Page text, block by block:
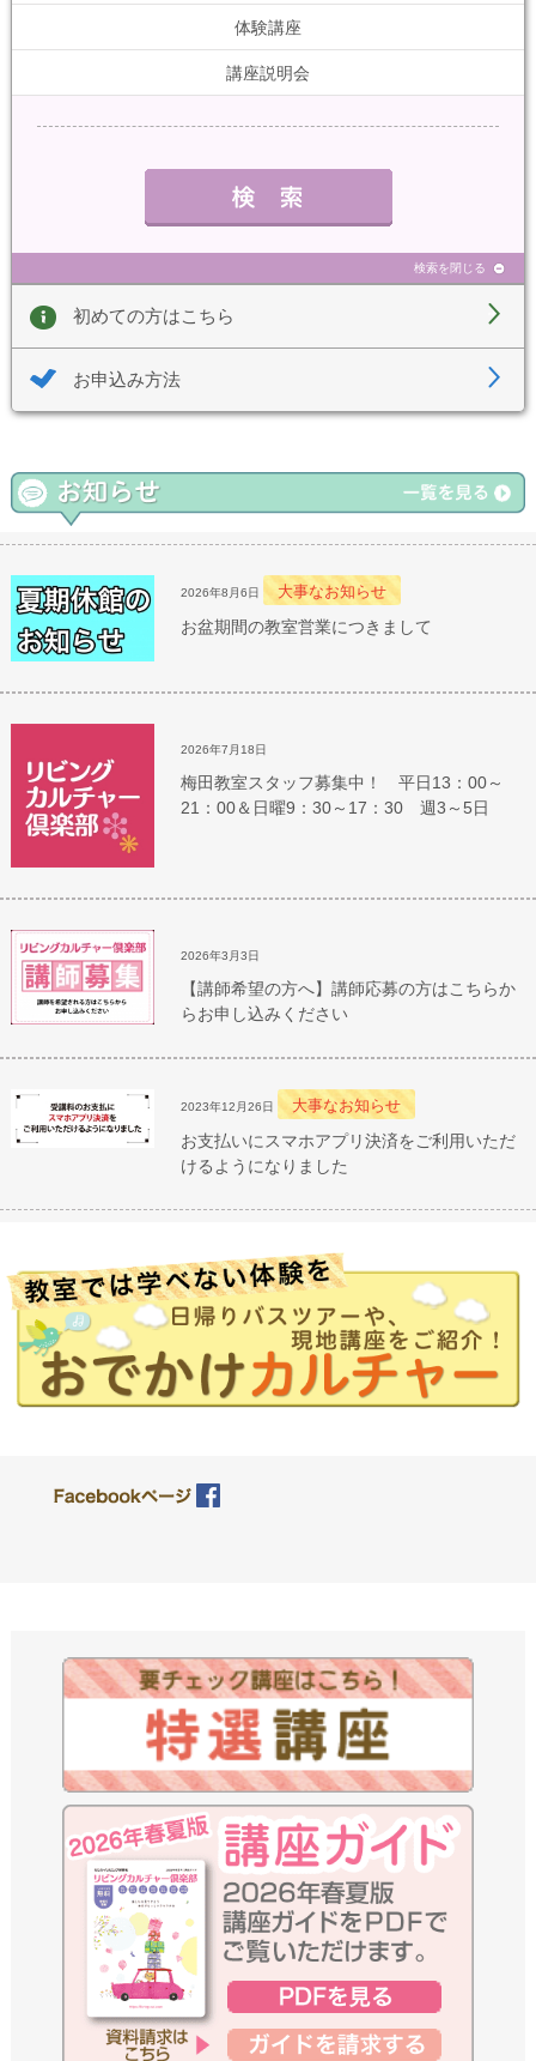
体験講座
講座説明会
検索を閉じる
初めての方はこちら
お申込み方法
2026年8月6日 大事なお知らせ
お盆期間の教室営業につきまして
2026年7月18日
梅田教室スタッフ募集中！ 平日13：00～
21：00＆日曜9：30～17：30 週3～5日
2026年3月3日
【講師希望の方へ】講師応募の方はこちらか
らお申し込みください
2023年12月26日 大事なお知らせ
お支払いにスマホアプリ決済をご利用いただ
けるようになりました